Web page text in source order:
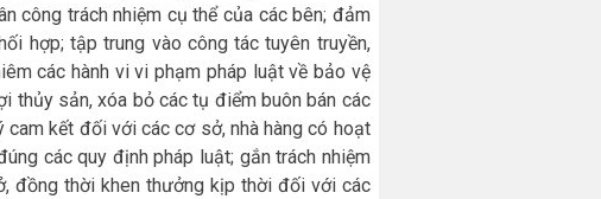
công trách nhiệm cụ thể của các bên; đảm
hợp; tập trung vào công tác tuyên truyền,
các hành vi vi phạm pháp luật về bảo vệ
thủy sản, xóa bỏ các tụ điểm buôn bán các
kết đối với các cơ sở, nhà hàng có hoạt
các quy định pháp luật; gắn trách nhiệm
đồng thời khen thưởng kịp thời đối với các